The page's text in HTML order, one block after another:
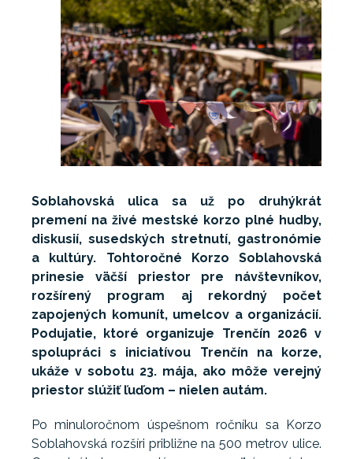
Soblahovská ulica sa už po druhýkrát
premení na živé mestské korzo plné hudby,
diskusií, susedských stretnutí, gastronómie
a kultúry. Tohtoročné Korzo Soblahovská
prinesie väčší priestor pre návštevníkov,
rozšírený program aj rekordný počet
zapojených komunít, umelcov a organizácií.
Podujatie, ktoré organizuje Trenčín 2026 v
spolupráci s iniciatívou Trenčín na korze,
ukáže v sobotu 23. mája, ako môže verejný
priestor slúžiť ľuďom – nielen autám.
Po minuloročnom úspešnom ročníku sa Korzo
Soblahovská rozšíri približne na 500 metrov ulice.